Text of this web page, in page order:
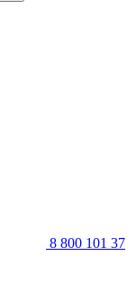
8 800 101 37